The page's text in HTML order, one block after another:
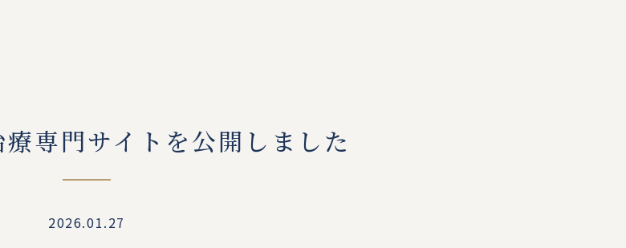
専門サイトを公開しました
2026.01.27